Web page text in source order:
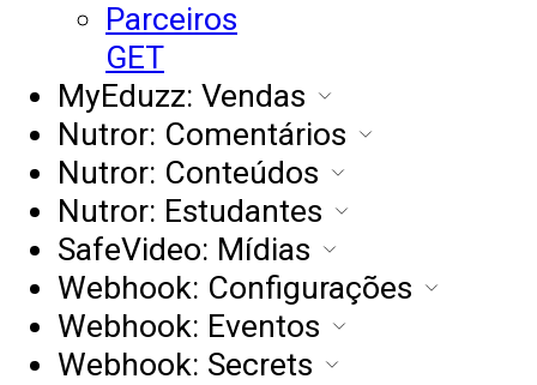
Parceiros
GET
MyEduzz: Vendas
Nutror: Comentários
Nutror: Conteúdos
Nutror: Estudantes
SafeVideo: Mídias
Webhook: Configurações
Webhook: Eventos
Webhook: Secrets